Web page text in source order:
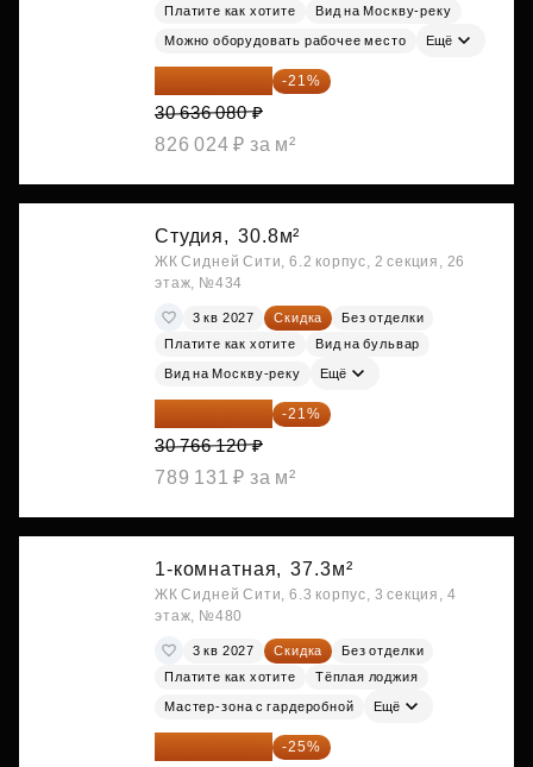
Платите как хотите
Вид на Москву-реку
Можно оборудовать рабочее место Ещё
24 202 503 ₽ -21%
30 636 080 ₽
826 024 ₽ за м²
Студия, 30.8м²
ЖК Сидней Сити, 6.2 корпус, 2 секция, 26
этаж, №434
3 кв 2027 Скидка
Без отделки
Платите как хотите
Вид на бульвар
Вид на Москву-реку Ещё
24 305 235 ₽ -21%
30 766 120 ₽
789 131 ₽ за м²
1-комнатная, 37.3м²
ЖК Сидней Сити, 6.3 корпус, 3 секция, 4
этаж, №480
3 кв 2027 Скидка
Без отделки
Платите как хотите
Тёплая лоджия
Мастер-зона с гардеробной Ещё
24 640 380 ₽ -25%